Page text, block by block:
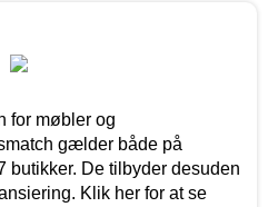
for møbler og
gælder både på
butikker. De tilbyder desuden
Klik her for at se